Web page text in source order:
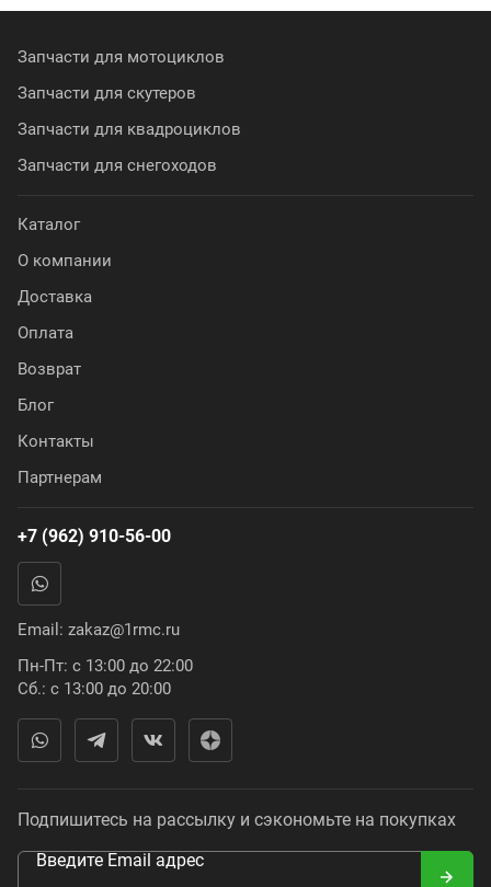
Запчасти для мотоциклов
Запчасти для скутеров
Запчасти для квадроциклов
Запчасти для снегоходов
Каталог
О компании
Доставка
Оплата
Возврат
Блог
Контакты
Партнерам
+7 (962) 910-56-00
Email: zakaz@1rmc.ru
Пн-Пт: с 13:00 до 22:00
Сб.: с 13:00 до 20:00
Подпишитесь на рассылку и сэкономьте на покупках
Введите Email адрес